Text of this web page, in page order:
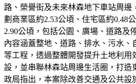
路、榮譽街及未來林森地下車站周邊
劃商業區約2.53公頃、住宅區約0.48
2.90公頃，包括公園、廣場、道路及
內容涵蓋整地、道路、排水、污水、
等工程，透過整體開發提升土地利用
設，並串聯林森站周邊生活圈，打造
政局指出，本案除改善交通及公共設